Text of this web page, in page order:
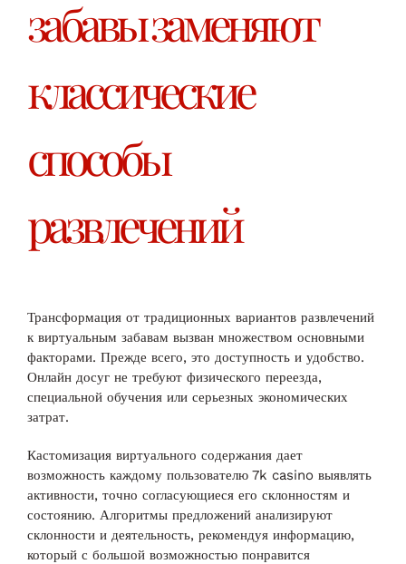
забавы заменяют
классические
способы
развлечений
Трансформация от традиционных вариантов развлечений
к виртуальным забавам вызван множеством основными
факторами. Прежде всего, это доступность и удобство.
Онлайн досуг не требуют физического переезда,
специальной обучения или серьезных экономических
затрат.
Кастомизация виртуального содержания дает
возможность каждому пользователю 7k casino выявлять
активности, точно согласующиеся его склонностям и
состоянию. Алгоритмы предложений анализируют
склонности и деятельность, рекомендуя информацию,
который с большой возможностью понравится